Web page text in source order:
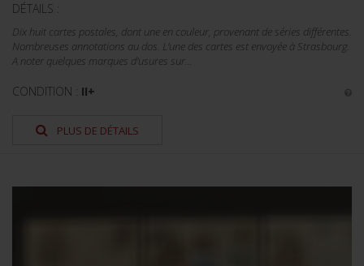
DÉTAILS :
Dix huit cartes postales, dont une en couleur, provenant de séries différentes.
Nombreuses annotations au dos. L'une des cartes est envoyée à Strasbourg.
A noter quelques marques d'usures sur...
CONDITION : II+
PLUS DE DÉTAILS